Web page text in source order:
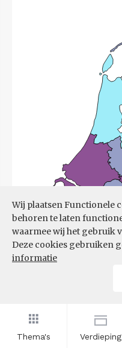
Thema's Verdieping
Wij plaatsen Functionele
behoren te laten
waarmee wij het gebruik
Deze cookies gebruiken
informatie